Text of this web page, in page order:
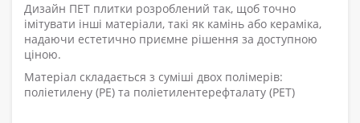
Дизайн ПЕТ плитки розроблений так, щоб точно
імітувати інші матеріали, такі як камінь або кераміка,
надаючи естетично приємне рішення за доступною
ціною.
Матеріал складається з суміші двох полімерів:
поліетилену (PE) та поліетилентерефталату (PET)